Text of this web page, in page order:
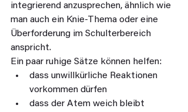
integrierend anzusprechen, ähnlich wie
man auch ein Knie-Thema oder eine
Überforderung im Schulterbereich
anspricht.
Ein paar ruhige Sätze können helfen:
dass unwillkürliche Reaktionen
vorkommen dürfen
dass der Atem weich bleibt